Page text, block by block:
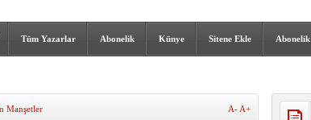
Tüm Yazarlar Abonelik Künye Sitene Ekle Abonelik
Manşetler A- A+